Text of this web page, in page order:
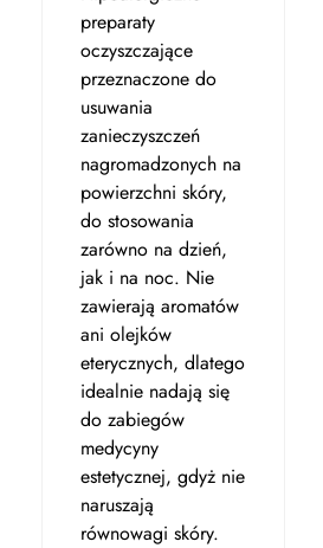
preparaty
oczyszczające
przeznaczone do
usuwania
zanieczyszczeń
nagromadzonych na
powierzchni skóry,
do stosowania
zarówno na dzień,
jak i na noc. Nie
zawierają aromatów
ani olejków
eterycznych, dlatego
idealnie nadają się
do zabiegów
medycyny
estetycznej, gdyż nie
naruszają
równowagi skóry.